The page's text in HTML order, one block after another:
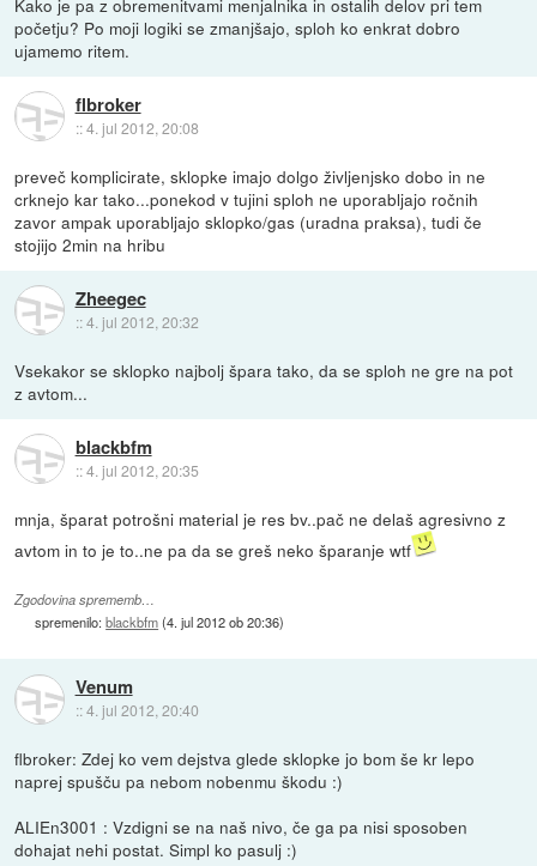
početju? Po moji logiki se zmanjšajo, sploh ko enkrat dobro
ujamemo ritem.
flbroker
::4. jul 2012, 20:08
preveč komplicirate, sklopke imajo dolgo življenjsko dobo in ne
crknejo kar tako...ponekod v tujini sploh ne uporabljajo ročnih
zavor ampak uporabljajo sklopko/gas (uradna praksa), tudi če
stojijo 2min na hribu
Zheegec
::4. jul 2012, 20:32
Vsekakor se sklopko najbolj špara tako, da se sploh ne gre na pot
z avtom...
blackbfm
::4. jul 2012, 20:35
mnja, šparat potrošni material je res bv..pač ne delaš agresivno z
avtom in to je to..ne pa da se greš neko šparanje wtf
Zgodovina sprememb…
spremenilo:blackbfm(4. jul 2012 ob 20:36)
Venum
::4. jul 2012, 20:40
flbroker: Zdej ko vem dejstva glede sklopke jo bom še kr lepo
naprej spušču pa nebom nobenmu škodu :)
ALIEn3001 : Vzdigni se na naš nivo, če ga pa nisi sposoben
dohajat nehi postat. Simpl ko pasulj :)